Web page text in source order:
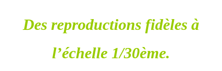
Des reproductions fidèles à
l’échelle 1/30ème.